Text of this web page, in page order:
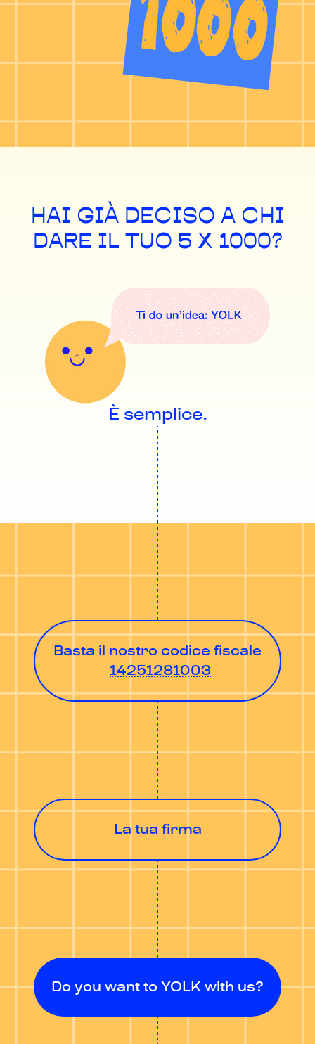
HAI GIÀ DECISO A CHI
DARE IL TUO 5 X 1000?
È semplice.
Basta il nostro codice fiscale
14251281003
La tua firma
Do you want to YOLK with us?